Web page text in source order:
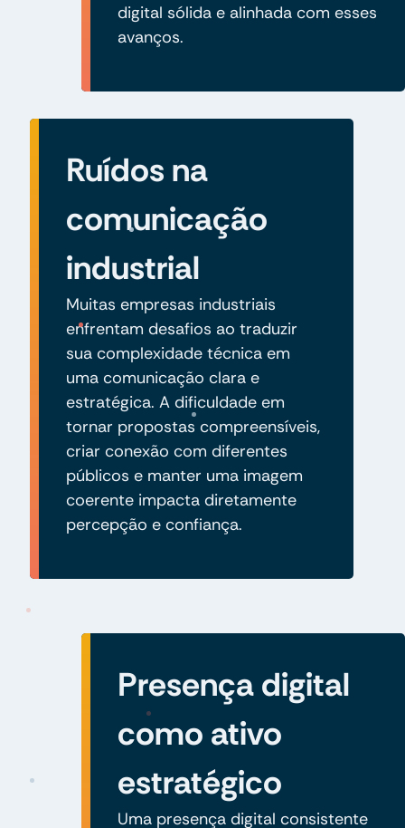
digital sólida e alinhada com esses
avanços.
Ruídos na
comunicação
industrial
Muitas empresas industriais
enfrentam desafios ao traduzir
sua complexidade técnica em
uma comunicação clara e
estratégica. A dificuldade em
tornar propostas compreensíveis,
criar conexão com diferentes
públicos e manter uma imagem
coerente impacta diretamente
percepção e confiança.
Presença digital
como ativo
estratégico
Uma presença digital consistente